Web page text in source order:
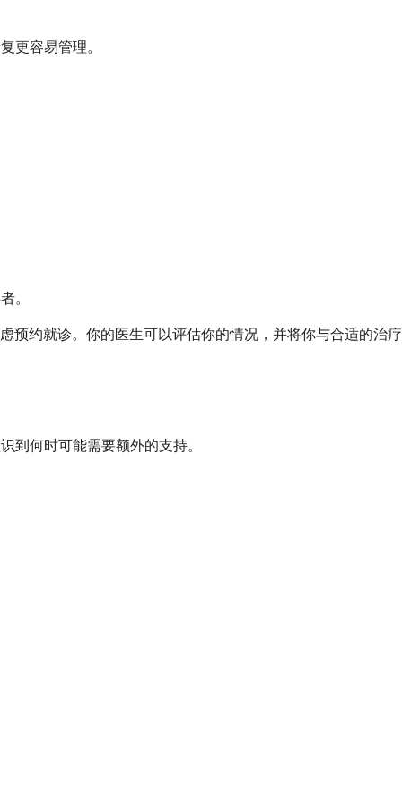
更容易管理。
。
预约就诊。你的医生可以评估你的情况，并将你与合适的治疗
到何时可能需要额外的支持。